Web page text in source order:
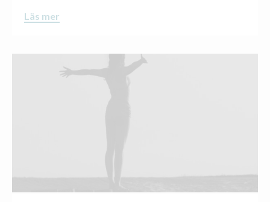
Läs mer